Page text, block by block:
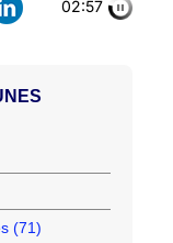
02:56
(71)